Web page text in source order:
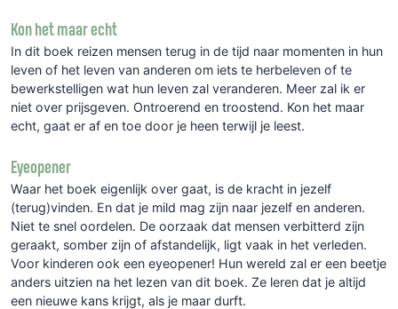
Kon het maar echt
In dit boek reizen mensen terug in de tijd naar momenten in hun
leven of het leven van anderen om iets te herbeleven of te
bewerkstelligen wat hun leven zal veranderen. Meer zal ik er
niet over prijsgeven. Ontroerend en troostend. Kon het maar
echt, gaat er af en toe door je heen terwijl je leest.
Eyeopener
Waar het boek eigenlijk over gaat, is de kracht in jezelf
(terug)vinden. En dat je mild mag zijn naar jezelf en anderen.
Niet te snel oordelen. De oorzaak dat mensen verbitterd zijn
geraakt, somber zijn of afstandelijk, ligt vaak in het verleden.
Voor kinderen ook een eyeopener! Hun wereld zal er een beetje
anders uitzien na het lezen van dit boek. Ze leren dat je altijd
een nieuwe kans krijgt, als je maar durft.